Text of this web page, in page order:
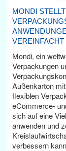
MONDI
VEREINFACHT
Mondi, ein
Verpackungen
Außenkarton
flexiblen
eCommerce-
sich auf eine
anwenden und
verbessern